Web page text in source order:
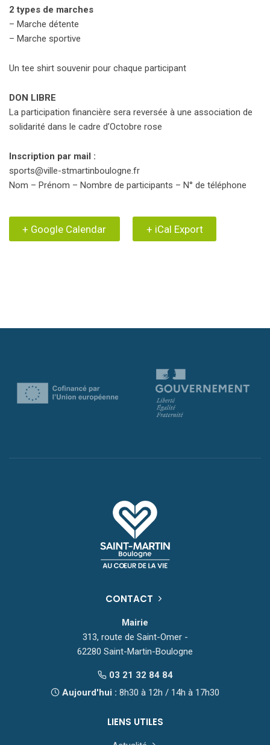
2 types de marches
– Marche détente
– Marche sportive
Un tee shirt souvenir pour chaque participant
DON LIBRE
La participation financière sera reversée à une association de
solidarité dans le cadre d’Octobre rose
Inscription par mail :
sports@ville-stmartinboulogne.fr
Nom – Prénom – Nombre de participants – N° de téléphone
+ Google Calendar + iCal Export
CONTACT
Mairie
313, route de Saint-Omer -
62280 Saint-Martin-Boulogne
03 21 32 84 84
Aujourd'hui : 8h30 à 12h / 14h à 17h30
LIENS UTILES